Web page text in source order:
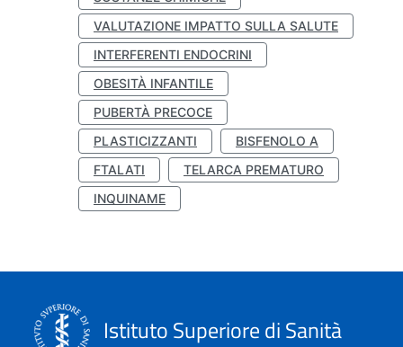
VALUTAZIONE IMPATTO SULLA SALUTE
INTERFERENTI ENDOCRINI
OBESITÀ INFANTILE
PUBERTÀ PRECOCE
PLASTICIZZANTI
BISFENOLO A
FTALATI
TELARCA PREMATURO
INQUINAME
Istituto Superiore di Sanità